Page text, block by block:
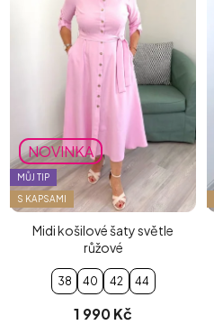
NOVINKA
MŮJ TIP
S KAPSAMI
Midi košilové šaty světle
růžové
38 40 42 44
1 990 Kč